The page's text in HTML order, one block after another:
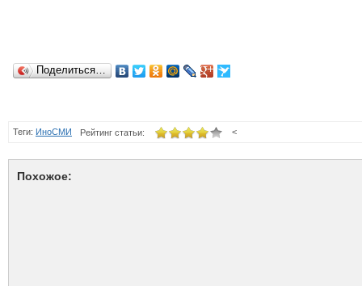
Поделиться…
Теги: ИноСМИ <
Рейтинг статьи:
Похожое: